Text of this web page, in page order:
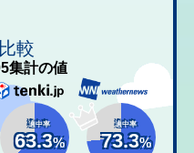
較
集計の値
適中率
63.3%
適中率
73.3%